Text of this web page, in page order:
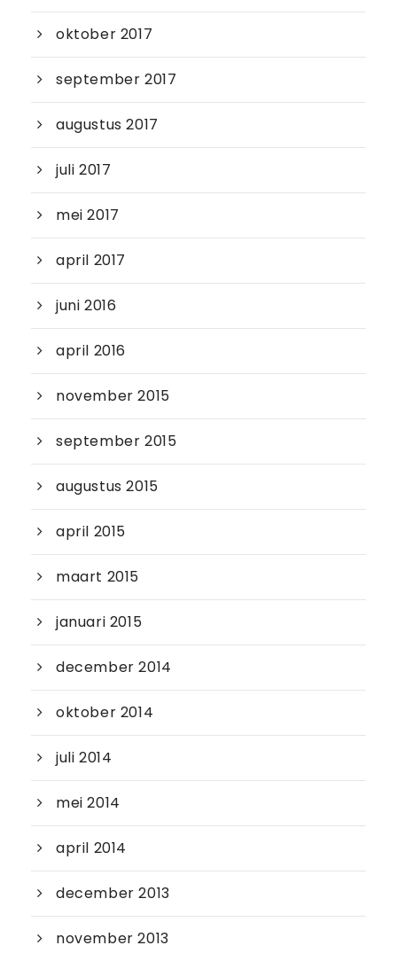
oktober 2017
september 2017
augustus 2017
juli 2017
mei 2017
april 2017
juni 2016
april 2016
november 2015
september 2015
augustus 2015
april 2015
maart 2015
januari 2015
december 2014
oktober 2014
juli 2014
mei 2014
april 2014
december 2013
november 2013